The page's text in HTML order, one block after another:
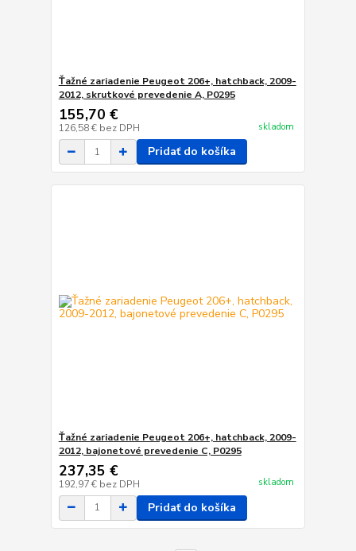
Ťažné zariadenie Peugeot 206+, hatchback, 2009-
2012, skrutkové prevedenie A, P0295
155,70 €
126,58 € bez DPH skladom
Pridať do košíka
Ťažné zariadenie Peugeot 206+, hatchback, 2009-
2012, bajonetové prevedenie C, P0295
237,35 €
192,97 € bez DPH skladom
Pridať do košíka